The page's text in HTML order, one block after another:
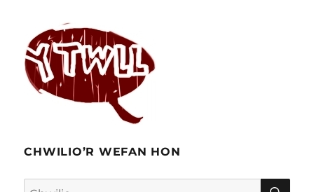
CHWILIO’R WEFAN HON
Chwilio